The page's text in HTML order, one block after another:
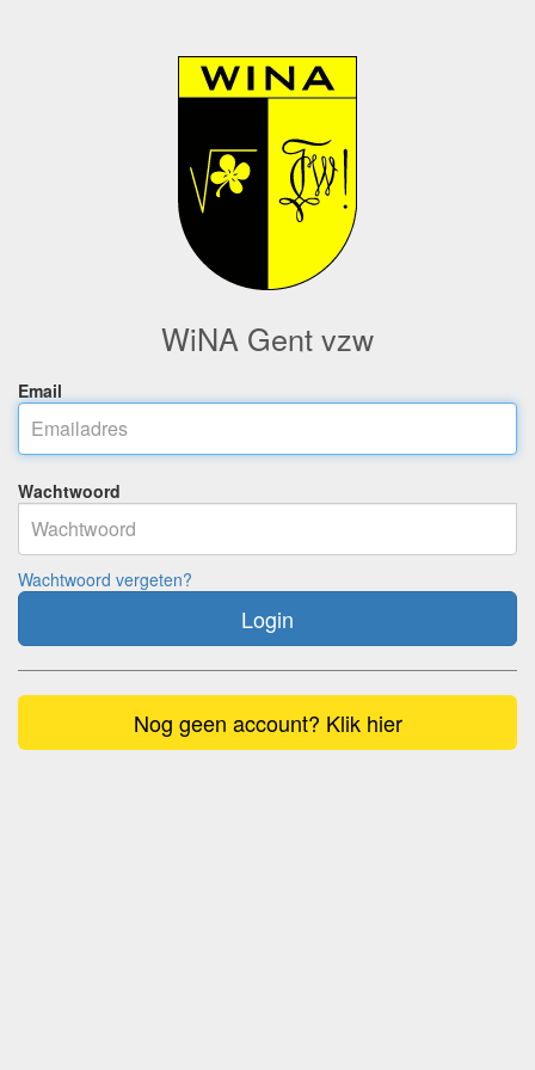
WiNA Gent vzw
Email
Wachtwoord
Wachtwoord vergeten?
Login
Nog geen account? Klik hier